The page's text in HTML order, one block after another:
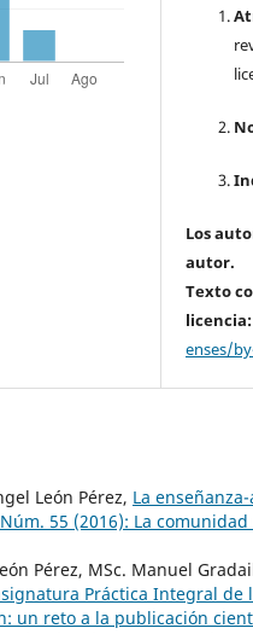
Los
autor.
Texto
licencia:
enses/
León Pérez, La
55 (2016): La
Pérez, MSc. Manuel
Práctica Integral de
un reto a la publicación